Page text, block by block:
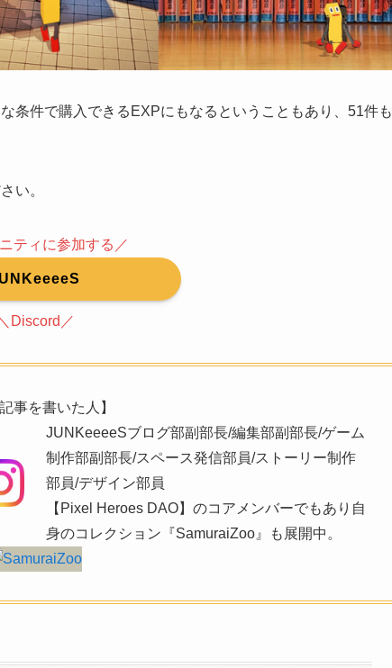
条件で購入できるEXPにもなるということもあり、51件も
い。
ティに参加する／
Discord／
事を書いた人】
JUNKeeeeSブログ部副部長/編集部副部長/ゲーム
制作部副部長/スペース発信部員/ストーリー制作
部員/デザイン部員
【Pixel Heroes DAO】のコアメンバーでもあり自
身のコレクション『SamuraiZoo』も展開中。